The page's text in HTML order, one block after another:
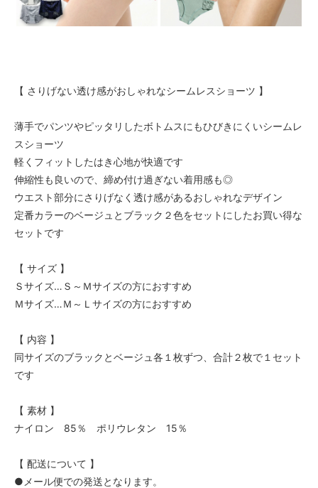
【 さりげない透け感がおしゃれなシームレスショーツ 】
薄手でパンツやピッタリしたボトムスにもひびきにくいシームレ
スショーツ
軽くフィットしたはき心地が快適です
伸縮性も良いので、締め付け過ぎない着用感も◎
ウエスト部分にさりげなく透け感があるおしゃれなデザイン
定番カラーのベージュとブラック２色をセットにしたお買い得な
セットです
【 サイズ 】
Ｓサイズ…Ｓ～Ｍサイズの方におすすめ
Ｍサイズ…Ｍ～Ｌサイズの方におすすめ
【 内容 】
同サイズのブラックとベージュ各１枚ずつ、合計２枚で１セット
です
【 素材 】
ナイロン 85％ ポリウレタン 15％
【 配送について 】
●メール便での発送となります。